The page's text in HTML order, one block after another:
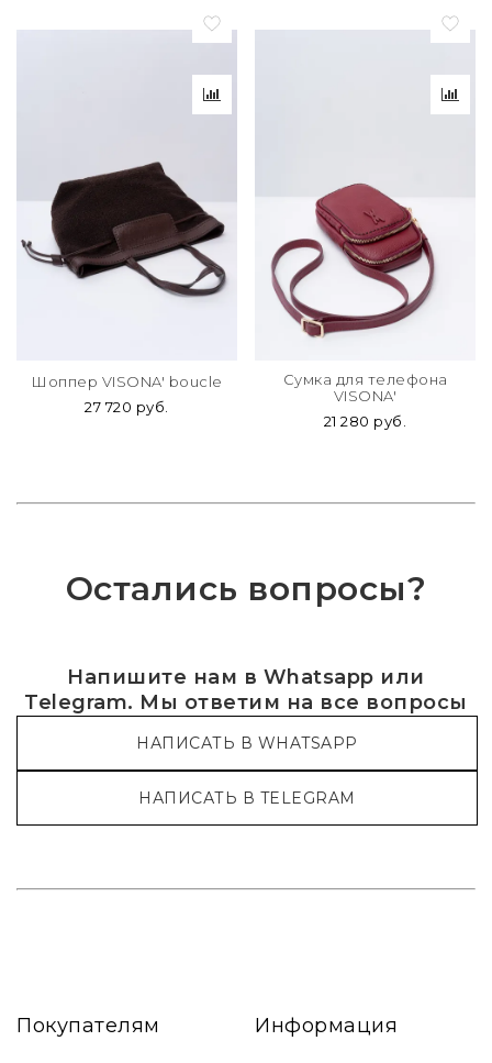
Шоппер VISONA' boucle
27 720 руб.
Сумка для телефона
VISONA'
21 280 руб.
Остались вопросы?
Напишите нам в Whatsapp или
Telegram. Мы ответим на все вопросы
НАПИСАТЬ В WHATSAPP
НАПИСАТЬ В TELEGRAM
Покупателям Информация